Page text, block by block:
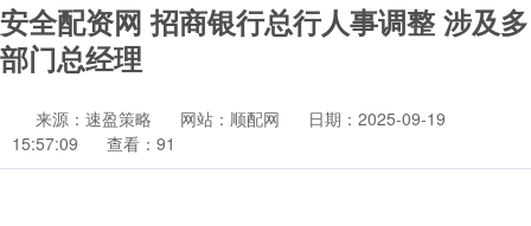
安全配资网 招商银行总行人事调整 涉及多
部门总经理
来源：速盈策略 网站：顺配网
日期：2025-09-19
15:57:09
查看：91